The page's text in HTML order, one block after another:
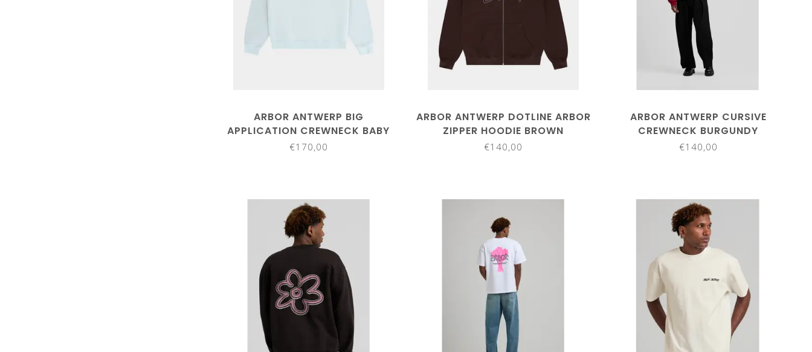
ARBOR ANTWERP BIG
APPLICATION CREWNECK BABY
BLUE
€170,00
ARBOR ANTWERP DOTLINE ARBOR
ZIPPER HOODIE BROWN
€140,00
ARBOR ANTWERP CURSIVE
CREWNECK BURGUNDY
€140,00